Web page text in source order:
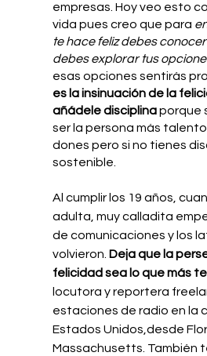
empresas. Hoy veo esto
vida pues creo que para
te hace feliz debes
debes explorar tus
esas opciones sentirás
es la insinuación de la
añádele disciplina porque
ser la persona más
dones pero si no tienes
sostenible.
Al cumplir los 19 años,
adulta, muy calladita
de comunicaciones y los
volvieron. Deja que la
felicidad sea lo que más
locutora y reportera
estaciones de radio en la
Estados Unidos,desde
Massachusetts. También